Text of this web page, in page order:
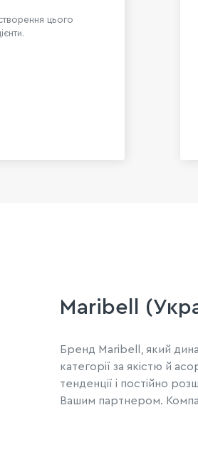
цього
Maribell
Бренд Maribell, який
категорії за якістю й
тенденції і постійно
Вашим партнером.